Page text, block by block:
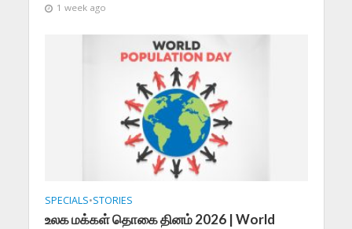
1 week ago
SPECIALS•STORIES
உலக மக்கள் தொகை தினம் 2026 | World